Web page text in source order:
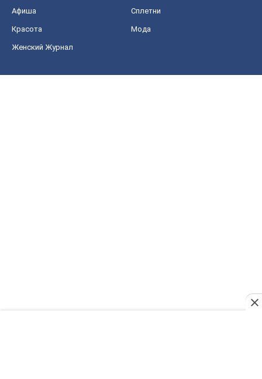
Афиша Сплетни
Красота Мода
Женский Журнал